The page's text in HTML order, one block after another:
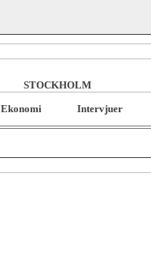
STOCKHOLM
Ekonomi Intervjuer